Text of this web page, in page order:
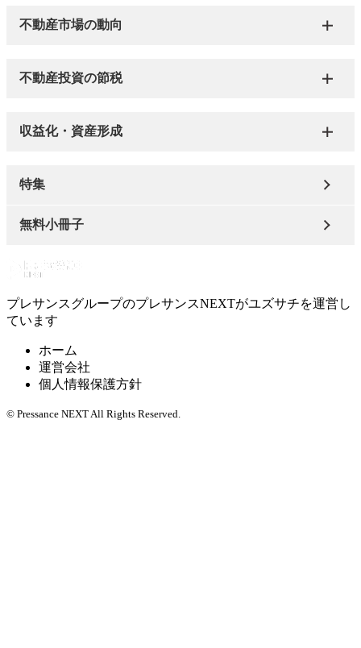
不動産市場の動向
不動産投資の節税
収益化・資産形成
特集
無料小冊子
プレサンスグループのプレサンスNEXTがユズサチを運営し
ています
ホーム
運営会社
個人情報保護方針
© Pressance NEXT All Rights Reserved.